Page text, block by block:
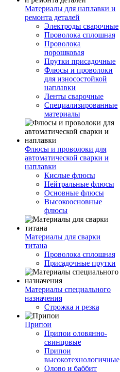
Материалы для наплавки и
ремонта деталей
Электроды сварочные
Проволока сплошная
Проволока
порошковая
Прутки присадочные
Флюсы и проволоки
для износостойкой
наплавки
Ленты сварочные
Специализированные
материалы
Флюсы и проволоки для
автоматической сварки и
наплавки
Кислые флюсы
Нейтральные флюсы
Основные флюсы
Высокоосновные
флюсы
Материалы для сварки
титана
Проволока сплошная
Присадочные прутки
Материалы специального
назначения
Строжка и резка
Припои
Припои оловянно-
свинцовые
Припои
высокотехнологичные
Олово и баббит